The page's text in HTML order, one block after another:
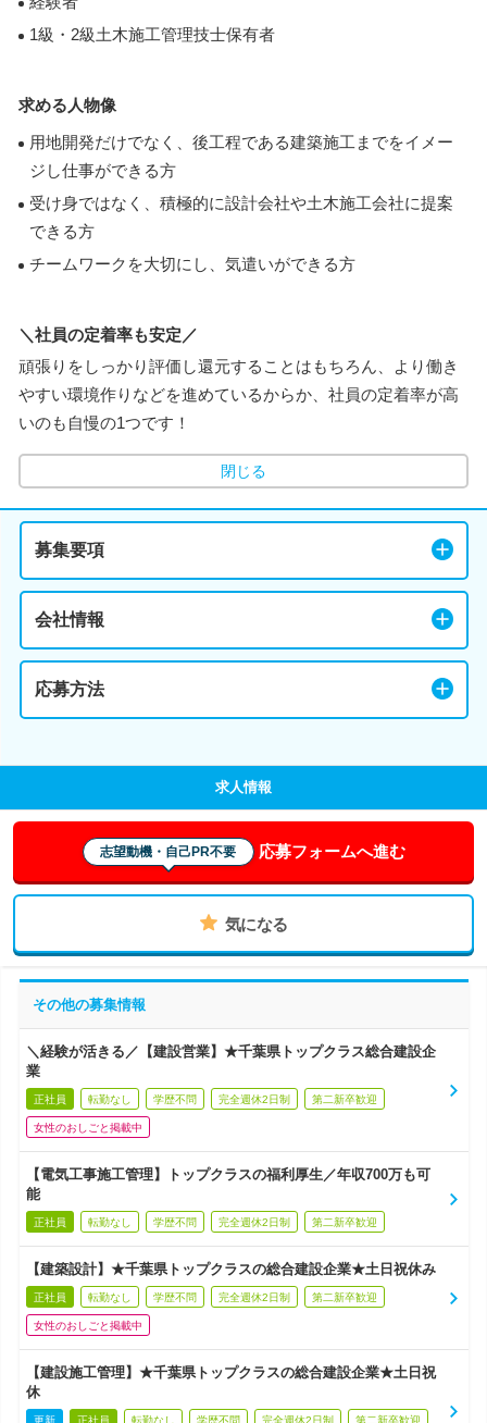
1級・2級土木施工管理技士保有者
求める人物像
用地開発だけでなく、後工程である建築施工までをイメー
ジし仕事ができる方
受け身ではなく、積極的に設計会社や土木施工会社に提案
できる方
チームワークを大切にし、気遣いができる方
＼社員の定着率も安定／
頑張りをしっかり評価し還元することはもちろん、より働き
やすい環境作りなどを進めているからか、社員の定着率が高
いのも自慢の1つです！
閉じる
募集要項
会社情報
応募方法
求人情報
志望動機・自己PR不要 応募フォームへ進む
気になる
その他の募集情報
＼経験が活きる／【建設営業】★千葉県トップクラス総合建設企
業
正社員 転勤なし 学歴不問 完全週休2日制 第二新卒歓迎
女性のおしごと掲載中
【電気工事施工管理】トップクラスの福利厚生／年収700万も可
能
正社員 転勤なし 学歴不問 完全週休2日制 第二新卒歓迎
【建築設計】★千葉県トップクラスの総合建設企業★土日祝休み
正社員 転勤なし 学歴不問 完全週休2日制 第二新卒歓迎
女性のおしごと掲載中
【建設施工管理】★千葉県トップクラスの総合建設企業★土日祝
休
更新 正社員 転勤なし 学歴不問 完全週休2日制 第二新卒歓迎